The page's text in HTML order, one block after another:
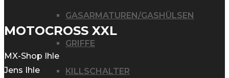
GASARMATUREN/GASHÜLSEN
GRIFFE
KILLSCHALTER
MOTOCROSS XXL
MX-Shop Ihle
Jens Ihle